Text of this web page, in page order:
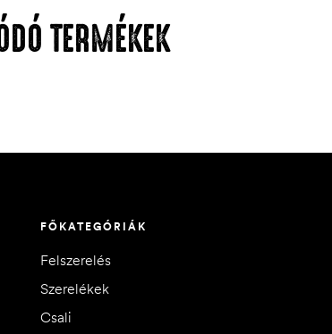
TERMÉKEK
FŐKATEGÓRIÁK
Felszerelés
Szerelékek
Csali